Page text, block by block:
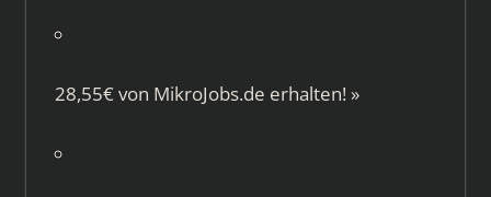
28,55€ von MikroJobs.de erhalten! »